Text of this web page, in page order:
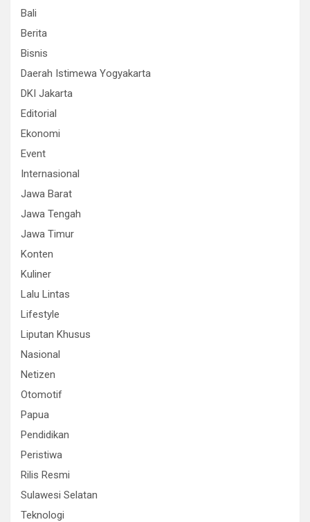
Bali
Berita
Bisnis
Daerah Istimewa Yogyakarta
DKI Jakarta
Editorial
Ekonomi
Event
Internasional
Jawa Barat
Jawa Tengah
Jawa Timur
Konten
Kuliner
Lalu Lintas
Lifestyle
Liputan Khusus
Nasional
Netizen
Otomotif
Papua
Pendidikan
Peristiwa
Rilis Resmi
Sulawesi Selatan
Teknologi